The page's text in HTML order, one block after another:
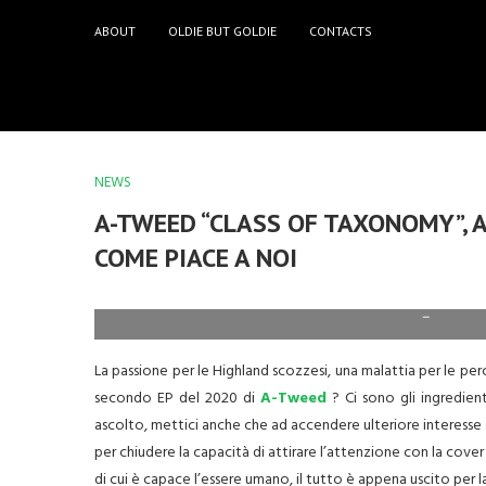
ABOUT OLDIE BUT GOLDIE CONTACTS
NEWS
A-TWEED “CLASS OF TAXONOMY”,
COME PIACE A NOI
–
La passione per le Highland scozzesi, una malattia per le
secondo EP del 2020 diA-Tweed ? Ci sono gli
ascolto, mettici anche che ad accendere ulteriore
per chiudere la capacità di attirare l’attenzione con la
di cui è capace l’essere umano, il tutto è appena uscito per